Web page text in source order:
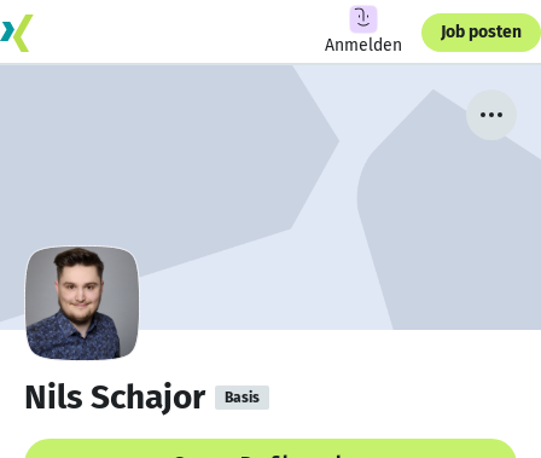
Anmelden
Job posten
Nils Schajor Basis